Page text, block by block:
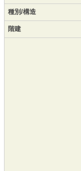
種別/構造
階建